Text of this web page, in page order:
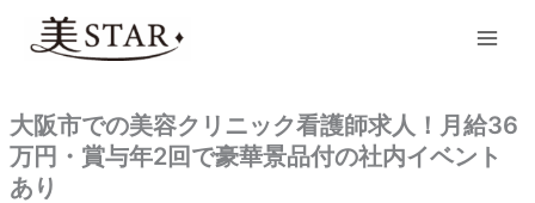
キ
ッ
プ
大阪市での美容クリニック看護師求人！月給36
万円・賞与年2回で豪華景品付の社内イベント
あり